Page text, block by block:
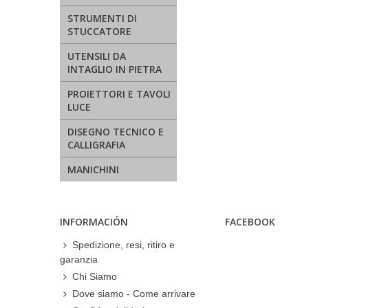
STRUMENTI DI
STUCCATORE
UTENSILI DA
INTAGLIO IN PIETRA
PROIETTORI E TAVOLI
LUCE
DISEGNO TECNICO E
CALLIGRAFIA
MANICHINI
INFORMACIÓN
Spedizione, resi, ritiro e
garanzia
Chi Siamo
Dove siamo - Come arrivare
FACEBOOK